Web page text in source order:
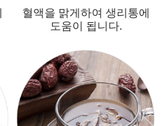
혈액을 맑게하여 생리통에
도움이 됩니다.